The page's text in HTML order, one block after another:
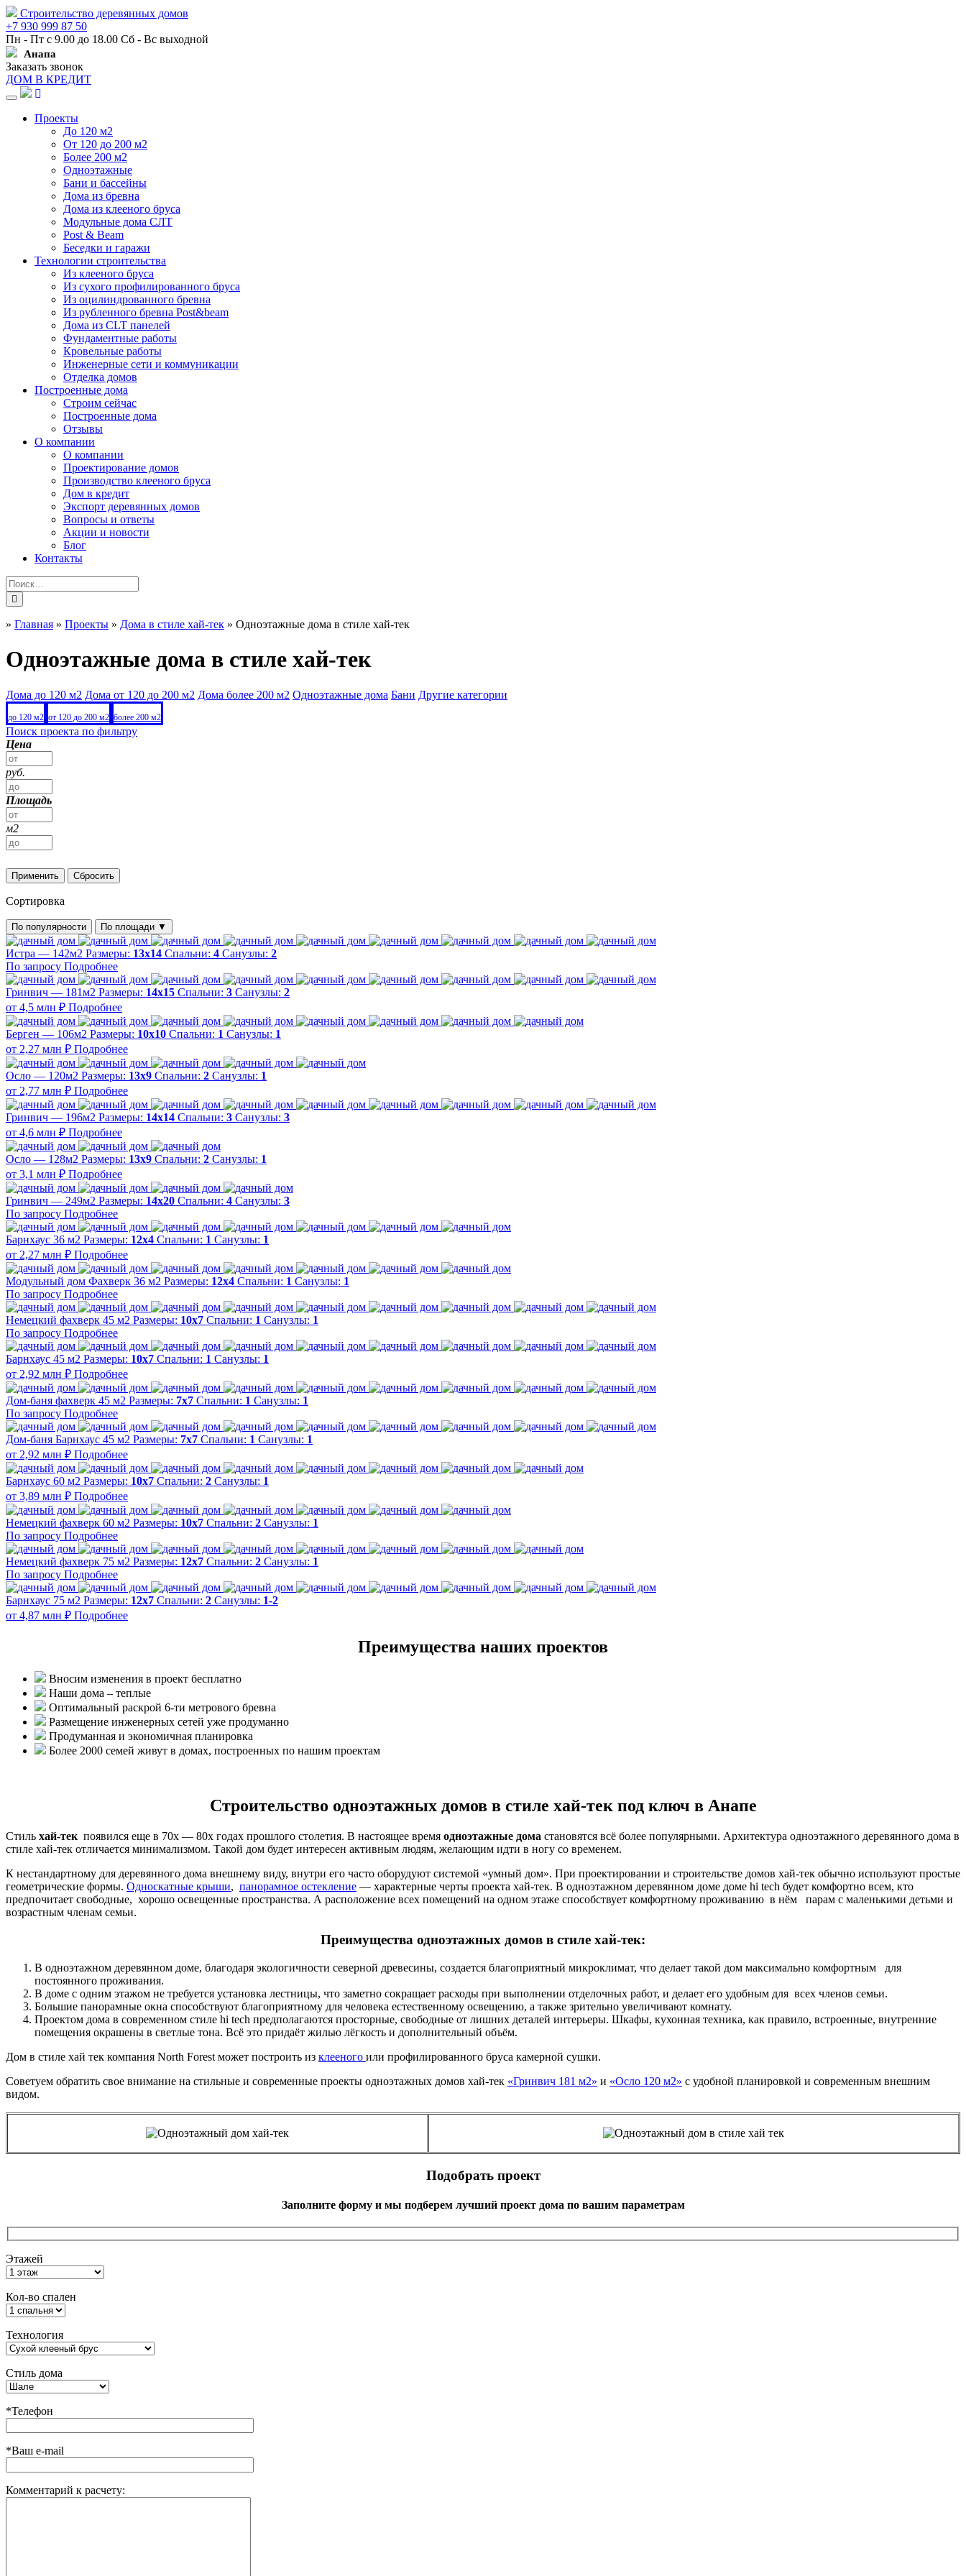
Строительство деревянных домов
+7 930 999 87 50
Пн - Пт с 9.00 до 18.00 Сб - Вс выходной
Анапа
Заказать звонок
ДОМ В КРЕДИТ
Навигация
Проекты
До 120 м2
От 120 до 200 м2
Более 200 м2
Одноэтажные
Бани и бассейны
Дома из бревна
Дома из клееного бруса
Модульные дома СЛТ
Post & Beam
Беседки и гаражи
Технологии строительства
Из клееного бруса
Из сухого профилированного бруса
Из оцилиндрованного бревна
Из рубленного бревна Post&beam
Дома из CLT панелей
Фундаментные работы
Кровельные работы
Инженерные сети и коммуникации
Отделка домов
Построенные дома
Строим сейчас
Построенные дома
Отзывы
О компании
О компании
Проектирование домов
Производство клееного бруса
Дом в кредит
Экспорт деревянных домов
Вопросы и ответы
Акции и новости
Блог
Контакты
» Главная » Проекты » Дома в стиле хай-тек » Одноэтажные дома в стиле хай-тек
Одноэтажные дома в стиле хай-тек
Дома до 120 м2 Дома от 120 до 200 м2 Дома более 200 м2 Одноэтажные дома Бани Другие категории
до 120 м2 от 120 до 200 м2 более 200 м2
Поиск проекта по фильтру
Цена
руб.
Площадь
м2
Применить Сбросить
Сортировка
По популярности По площади ▼
Истра — 142м2 Размеры: 13х14 Спальни: 4 Санузлы: 2
По запросу Подробнее
Гринвич — 181м2 Размеры: 14х15 Спальни: 3 Санузлы: 2
от 4,5 млн ₽ Подробнее
Берген — 106м2 Размеры: 10х10 Спальни: 1 Санузлы: 1
от 2,27 млн ₽ Подробнее
Осло — 120м2 Размеры: 13х9 Спальни: 2 Санузлы: 1
от 2,77 млн ₽ Подробнее
Гринвич — 196м2 Размеры: 14х14 Спальни: 3 Санузлы: 3
от 4,6 млн ₽ Подробнее
Осло — 128м2 Размеры: 13х9 Спальни: 2 Санузлы: 1
от 3,1 млн ₽ Подробнее
Гринвич — 249м2 Размеры: 14х20 Спальни: 4 Санузлы: 3
По запросу Подробнее
Барнхаус 36 м2 Размеры: 12х4 Спальни: 1 Санузлы: 1
от 2,27 млн ₽ Подробнее
Модульный дом Фахверк 36 м2 Размеры: 12х4 Спальни: 1 Санузлы: 1
По запросу Подробнее
Немецкий фахверк 45 м2 Размеры: 10х7 Спальни: 1 Санузлы: 1
По запросу Подробнее
Барнхаус 45 м2 Размеры: 10х7 Спальни: 1 Санузлы: 1
от 2,92 млн ₽ Подробнее
Дом-баня фахверк 45 м2 Размеры: 7x7 Спальни: 1 Санузлы: 1
По запросу Подробнее
Дом-баня Барнхаус 45 м2 Размеры: 7x7 Спальни: 1 Санузлы: 1
от 2,92 млн ₽ Подробнее
Барнхаус 60 м2 Размеры: 10х7 Спальни: 2 Санузлы: 1
от 3,89 млн ₽ Подробнее
Немецкий фахверк 60 м2 Размеры: 10х7 Спальни: 2 Санузлы: 1
По запросу Подробнее
Немецкий фахверк 75 м2 Размеры: 12x7 Спальни: 2 Санузлы: 1
По запросу Подробнее
Барнхаус 75 м2 Размеры: 12x7 Спальни: 2 Санузлы: 1-2
от 4,87 млн ₽ Подробнее
Преимущества наших проектов
Вносим изменения в проект бесплатно
Наши дома – теплые
Оптимальный раскрой 6-ти метрового бревна
Размещение инженерных сетей уже продуманно
Продуманная и экономичная планировка
Более 2000 семей живут в домах, построенных по нашим проектам
Строительство одноэтажных домов в стиле хай-тек под ключ в Анапе
Стиль хай-тек появился еще в 70х — 80х годах прошлого столетия. В настоящее время одноэтажные дома становятся всё более популярными. Архитектура одноэтажного деревянного дома в
стиле хай-тек отличается минимализмом. Такой дом будет интересен активным людям, желающим идти в ногу со временем.
К нестандартному для деревянного дома внешнему виду, внутри его часто оборудуют системой «умный дом». При проектировании и строительстве домов хай-тек обычно используют простые
геометрические формы. Односкатные крыши, панорамное остекление — характерные черты проекта хай-тек. В одноэтажном деревянном доме доме hi tech будет комфортно всем, кто
предпочитает свободные, хорошо освещенные пространства. А расположение всех помещений на одном этаже способствует комфортному проживанию в нём парам с маленькими детьми и
возрастным членам семьи.
Преимущества одноэтажных домов в стиле хай-тек:
В одноэтажном деревянном доме, благодаря экологичности северной древесины, создается благоприятный микроклимат, что делает такой дом максимально комфортным для
постоянного проживания.
В доме с одним этажом не требуется установка лестницы, что заметно сокращает расходы при выполнении отделочных работ, и делает его удобным для всех членов семьи.
Большие панорамные окна способствуют благоприятному для человека естественному освещению, а также зрительно увеличивают комнату.
Проектом дома в современном стиле hi tech предполагаются просторные, свободные от лишних деталей интерьеры. Шкафы, кухонная техника, как правило, встроенные, внутренние
помещения окрашены в светлые тона. Всё это придаёт жилью лёгкость и дополнительный объём.
Дом в стиле хай тек компания North Forest может построить из клееного или профилированного бруса камерной сушки.
Советуем обратить свое внимание на стильные и современные проекты одноэтажных домов хай-тек «Гринвич 181 м2» и «Осло 120 м2» с удобной планировкой и современным внешним
видом.
Подобрать проект
Заполните форму и мы подберем лучший проект дома по вашим параметрам
Этажей
Кол-во спален
Технология
Стиль дома
*Телефон
*Ваш e-mail
Комментарий к расчету: